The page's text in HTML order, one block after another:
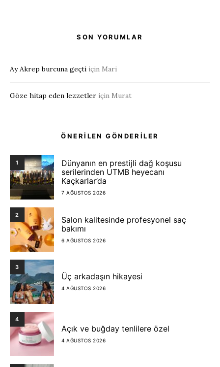
SON YORUMLAR
Ay Akrep burcuna geçti için Mari
Göze hitap eden lezzetler için Murat
ÖNERİLEN GÖNDERİLER
1
Dünyanın en prestijli dağ koşusu
serilerinden UTMB heyecanı
Kaçkarlar’da
7 AĞUSTOS 2026
2
Salon kalitesinde profesyonel saç
bakımı
6 AĞUSTOS 2026
3
Üç arkadaşın hikayesi
4 AĞUSTOS 2026
4
Açık ve buğday tenlilere özel
4 AĞUSTOS 2026